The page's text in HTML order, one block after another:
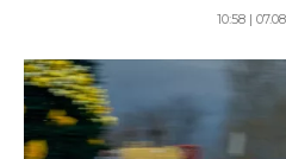
10:58 |